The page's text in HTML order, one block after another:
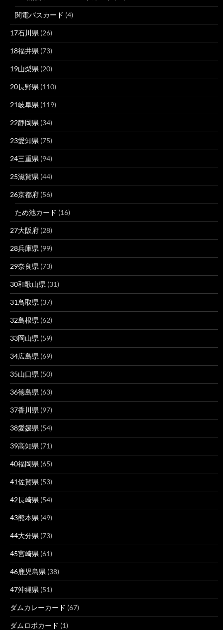
関電バスカード (4)
17石川県 (26)
18福井県 (73)
19山梨県 (20)
20長野県 (110)
21岐阜県 (119)
22静岡県 (34)
23愛知県 (75)
24三重県 (94)
25滋賀県 (44)
26京都府 (56)
ため池カード (16)
27大阪府 (28)
28兵庫県 (99)
29奈良県 (73)
30和歌山県 (31)
31鳥取県 (37)
32島根県 (62)
33岡山県 (59)
34広島県 (69)
35山口県 (50)
36徳島県 (63)
37香川県 (97)
38愛媛県 (54)
39高知県 (71)
40福岡県 (65)
41佐賀県 (53)
42長崎県 (54)
43熊本県 (49)
44大分県 (73)
45宮崎県 (61)
46鹿児島県 (38)
47沖縄県 (51)
ダムカレーカード (67)
ダムロボカード (1)